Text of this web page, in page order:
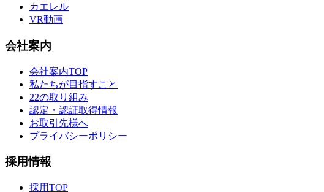
カエレル
VR動画
会社案内
会社案内TOP
私たちが目指すこと
22の取り組み
認定・認証取得情報
お取引先様へ
プライバシーポリシー
採用情報
採用TOP